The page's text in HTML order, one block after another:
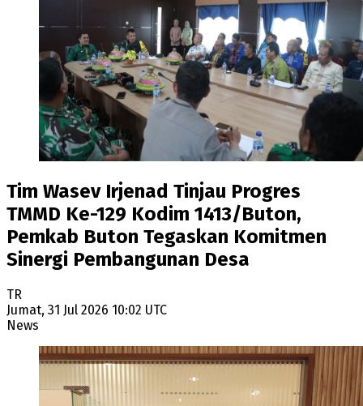
Tim Wasev Irjenad Tinjau Progres
TMMD Ke-129 Kodim 1413/Buton,
Pemkab Buton Tegaskan Komitmen
Sinergi Pembangunan Desa
TR
Jumat, 31 Jul 2026 10:02 UTC
News